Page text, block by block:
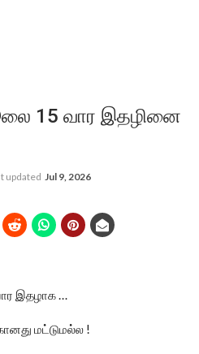
15 வார இதழினை
updated Jul 9, 2026
இதழாக…
மட்டுமல்ல !